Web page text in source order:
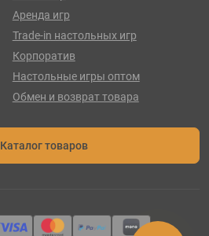
Аренда игр
Trade-in настольных игр
Корпоратив
Настольные игры оптом
Обмен и возврат товара
Каталог товаров